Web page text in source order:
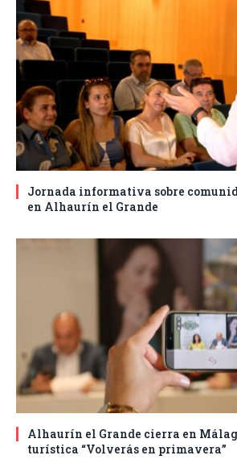
Jornada informativa sobre
en Alhaurín el Grande
Alhaurín el Grande cierra en
turística “Volverás en primavera”